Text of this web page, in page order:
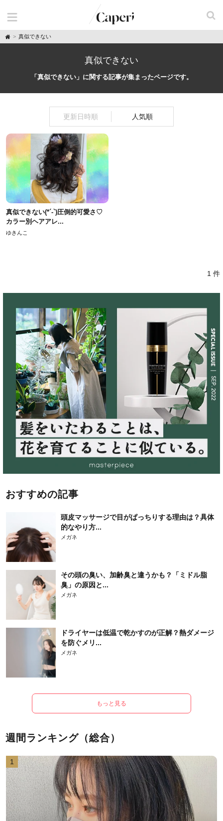
H
o
真似できない
真似できない
「真似できない」に関する記事が集まったページです。
更新日時順 人気順
真似できない(*´-`)圧倒的可愛さ♡
カラー別ヘアアレ...
ゆきんこ
1 件
おすすめの記事
頭皮マッサージで目がぱっちりする理由は？具体
的なやり方...
メガネ
その頭の臭い、加齢臭と違うかも？「ミドル脂
臭」の原因と...
メガネ
ドライヤーは低温で乾かすのが正解？熱ダメージ
を防ぐメリ...
メガネ
もっと見る
週間ランキング（総合）
1